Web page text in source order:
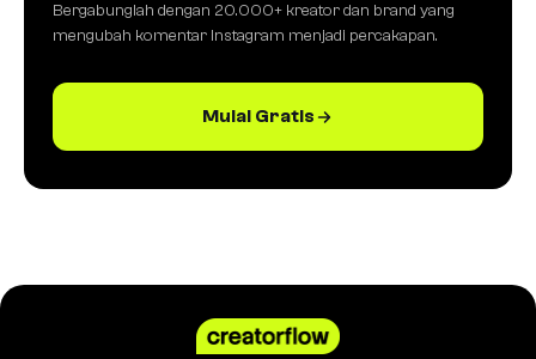
Bergabunglah dengan 20.000+ kreator dan brand yang
mengubah komentar Instagram menjadi percakapan.
Mulai Gratis